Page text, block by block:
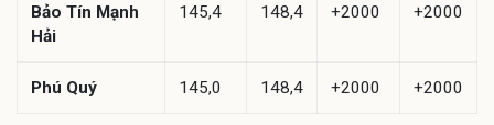
Bảo Tín Mạnh
Hải
145,4 148,4 +2000 +2000
Phú Quý 145,0 148,4 +2000 +2000